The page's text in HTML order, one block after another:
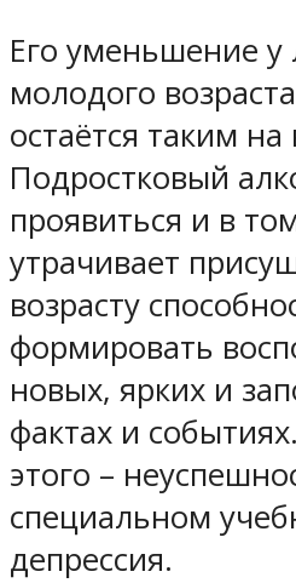
Его уменьшение
молодого
остаётся таким
Подростковый
проявиться и в
утрачивает
возрасту
формировать
новых, ярких и
фактах и
этого –
специальном
депрессия.